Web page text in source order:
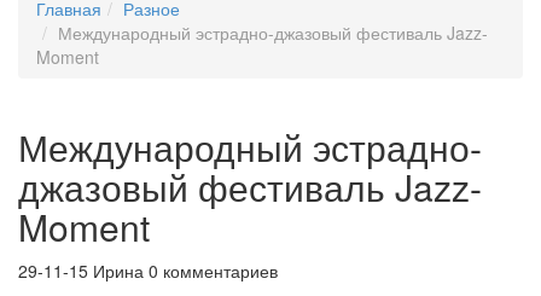
Главная
Разное
Международный эстрадно-джазовый фестиваль Jazz-
Moment
Международный эстрадно-
джазовый фестиваль Jazz-
Moment
29-11-15 Ирина 0 комментариев